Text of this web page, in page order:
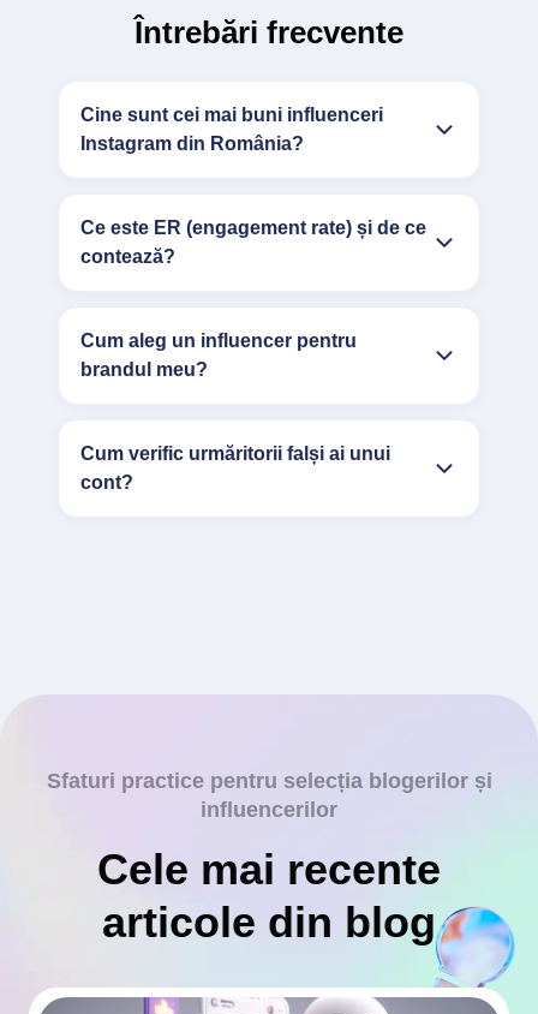
Întrebări frecvente
Cine sunt cei mai buni influenceri
Instagram din România?
Ce este ER (engagement rate) și de ce
contează?
Cum aleg un influencer pentru
brandul meu?
Cum verific urmăritorii falși ai unui
cont?
Sfaturi practice pentru selecția blogerilor și
influencerilor
Cele mai recente
articole din blog